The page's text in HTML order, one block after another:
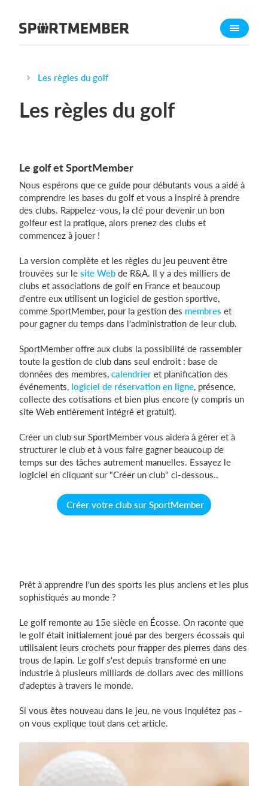
À propos de SportMember
Fonctionnalités
Module de site Web
Application sportive
Boutique en ligne
Français
Se connecter
Les règles du golf
Les règles du golf
Le golf et SportMember
Nous espérons que ce guide pour débutants vous a aidé à
comprendre les bases du golf et vous a inspiré à prendre
des clubs. Rappelez-vous, la clé pour devenir un bon
golfeur est la pratique, alors prenez des clubs et
commencez à jouer !
La version complète et les règles du jeu peuvent être
trouvées sur le site Web de R&A. Il y a des milliers de
clubs et associations de golf en France et beaucoup
d'entre eux utilisent un logiciel de gestion sportive,
comme SportMember, pour la gestion des membres et
pour gagner du temps dans l'administration de leur club.
SportMember offre aux clubs la possibilité de rassembler
toute la gestion de club dans seul endroit : base de
données des membres, calendrier et planification des
événements, logiciel de réservation en ligne, présence,
collecte des cotisations et bien plus encore (y compris un
site Web entièrement intégré et gratuit).
Créer un club sur SportMember vous aidera à gérer et à
structurer le club et à vous faire gagner beaucoup de
temps sur des tâches autrement manuelles. Essayez le
logiciel en cliquant sur "Créer un club" ci-dessous..
Créer votre club sur SportMember
Prêt à apprendre l'un des sports les plus anciens et les plus
sophistiqués au monde ?
Le golf remonte au 15e siècle en Écosse. On raconte que
le golf était initialement joué par des bergers écossais qui
utilisaient leurs crochets pour frapper des pierres dans des
trous de lapin. Le golf s'est depuis transformé en une
industrie à plusieurs milliards de dollars avec des millions
d'adeptes à travers le monde.
Si vous êtes nouveau dans le jeu, ne vous inquiétez pas -
on vous explique tout dans cet article.